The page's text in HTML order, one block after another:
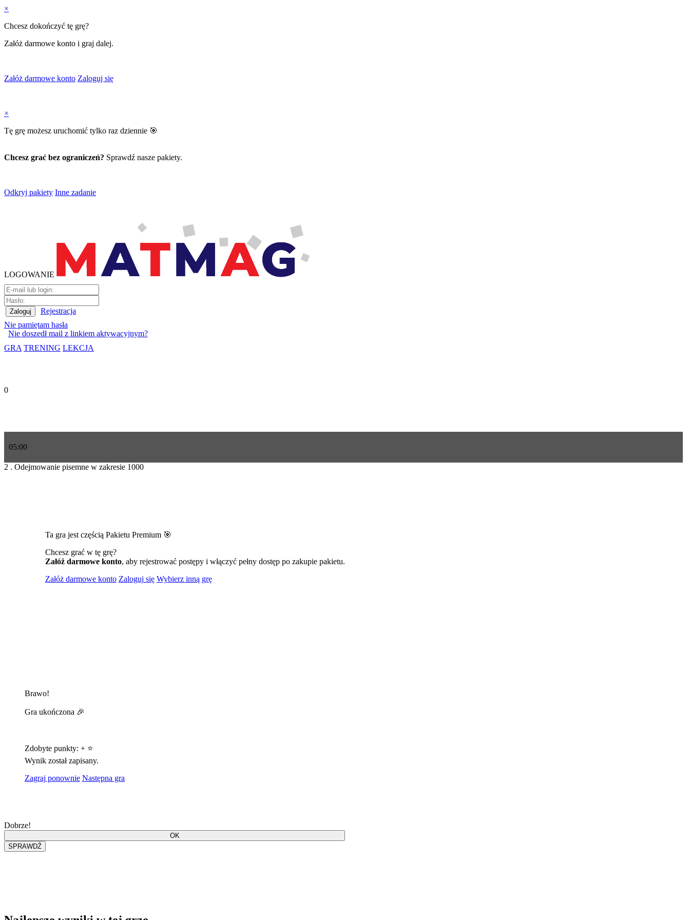
×
Chcesz dokończyć tę grę?
Załóż darmowe konto i graj dalej.
Załóż darmowe konto Zaloguj się
×
Tę grę możesz uruchomić tylko raz dziennie 🎯
Chcesz grać bez ograniczeń? Sprawdź nasze pakiety.
Odkryj pakiety Inne zadanie
LOGOWANIE
Rejestracja
Nie pamiętam hasła
Nie doszedł mail z linkiem aktywacyjnym?
GRA TRENING LEKCJA
0
05:00
2 . Odejmowanie pisemne w zakresie 1000
Ta gra jest częścią Pakietu Premium 🎯
Chcesz grać w tę grę?
Załóż darmowe konto, aby rejestrować postępy i włączyć pełny dostęp po zakupie pakietu.
Załóż darmowe konto Zaloguj się Wybierz inną grę
Brawo!
Gra ukończona 🎉
Zdobyte punkty: +⭐
Wynik został zapisany.
Zagraj ponownie Następna gra
Dobrze!